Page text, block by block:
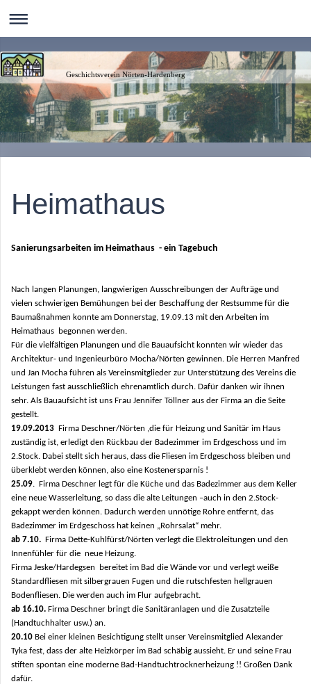
Geschichtsverein Nörten-Hardenberg
Heimathaus
Sanierungsarbeiten im Heimathaus - ein Tagebuch
Nach langen Planungen, langwierigen Ausschreibungen der Aufträge und
vielen schwierigen Bemühungen bei der Beschaffung der Restsumme für die
Baumaßnahmen konnte am Donnerstag, 19.09.13 mit den Arbeiten im
Heimathaus begonnen werden.
Für die vielfältigen Planungen und die Bauaufsicht konnten wir wieder das
Architektur- und Ingenieurbüro Mocha/Nörten gewinnen. Die Herren Manfred
und Jan Mocha führen als Vereinsmitglieder zur Unterstützung des Vereins die
Leistungen fast ausschließlich ehrenamtlich durch. Dafür danken wir ihnen
sehr. Als Bauaufsicht ist uns Frau Jennifer Töllner aus der Firma an die Seite
gestellt.
19.09.2013 Firma Deschner/Nörten ,die für Heizung und Sanitär im Haus
zuständig ist, erledigt den Rückbau der Badezimmer im Erdgeschoss und im
2.Stock. Dabei stellt sich heraus, dass die Fliesen im Erdgeschoss bleiben und
überklebt werden können, also eine Kostenersparnis !
25.09. Firma Deschner legt für die Küche und das Badezimmer aus dem Keller
eine neue Wasserleitung, so dass die alte Leitungen –auch in den 2.Stock-
gekappt werden können. Dadurch werden unnötige Rohre entfernt, das
Badezimmer im Erdgeschoss hat keinen „Rohrsalat“ mehr.
ab 7.10. Firma Dette-Kuhlfürst/Nörten verlegt die Elektroleitungen und den
Innenfühler für die neue Heizung.
Firma Jeske/Hardegsen bereitet im Bad die Wände vor und verlegt weiße
Standardfliesen mit silbergrauen Fugen und die rutschfesten hellgrauen
Bodenfliesen. Die werden auch im Flur aufgebracht.
ab 16.10. Firma Deschner bringt die Sanitäranlagen und die Zusatzteile
(Handtuchhalter usw.) an.
20.10 Bei einer kleinen Besichtigung stellt unser Vereinsmitglied Alexander
Tyka fest, dass der alte Heizkörper im Bad schäbig aussieht. Er und seine Frau
stiften spontan eine moderne Bad-Handtuchtrocknerheizung !! Großen Dank
dafür.